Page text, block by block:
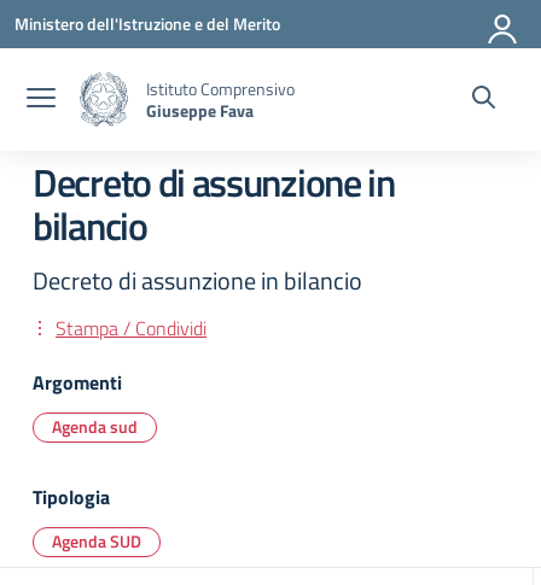
Vai ai contenuti
Vai al menu di navigazione
Vai al footer
Ministero dell'Istruzione e del Merito
Istituto Comprensivo
Giuseppe Fava
Decreto di assunzione in
bilancio
Decreto di assunzione in bilancio
Stampa / Condividi
Argomenti
Agenda sud
Tipologia
Agenda SUD